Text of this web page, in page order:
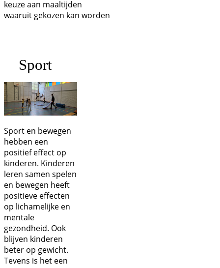
keuze aan maaltijden
waaruit gekozen kan worden
Sport
Sport en bewegen
hebben een
positief effect op
kinderen. Kinderen
leren samen spelen
en bewegen heeft
positieve effecten
op lichamelijke en
mentale
gezondheid. Ook
blijven kinderen
beter op gewicht.
Tevens is het een